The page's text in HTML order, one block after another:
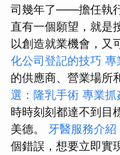
司幾年了——擔任執
直有一個願望，就是
以創造就業機會，又
化公司登記的技巧 專
的供應商、營業場所
選：隆乳手術 專業抓
時時刻刻都達不到目
美德。 牙醫服務介紹
個錯誤，想要立即實